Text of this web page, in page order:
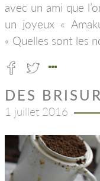
avec un ami que
un joyeux «
« Quelles sont les
DES
1 juillet 2016